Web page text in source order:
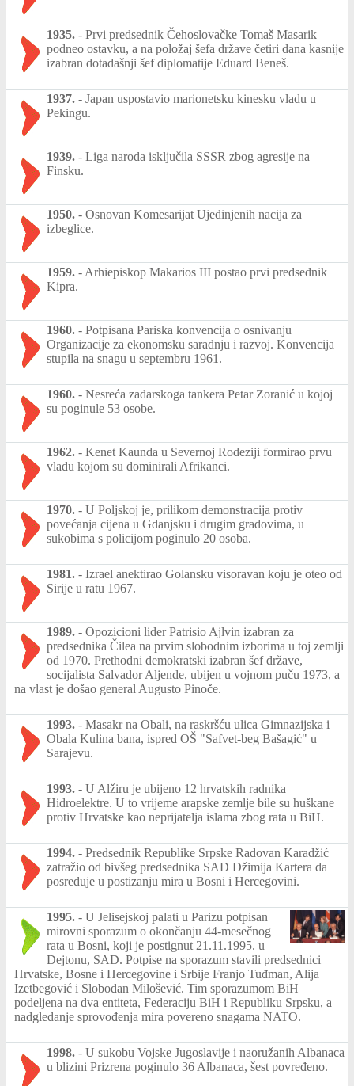
1935. - Prvi predsednik Čehoslovačke Tomaš Masarik
podneo ostavku, a na položaj šefa države četiri dana kasnije
izabran dotadašnji šef diplomatije Eduard Beneš.
1937. - Japan uspostavio marionetsku kinesku vladu u
Pekingu.
1939. - Liga naroda isključila SSSR zbog agresije na
Finsku.
1950. - Osnovan Komesarijat Ujedinjenih nacija za
izbeglice.
1959. - Arhiepiskop Makarios III postao prvi predsednik
Kipra.
1960. - Potpisana Pariska konvencija o osnivanju
Organizacije za ekonomsku saradnju i razvoj. Konvencija
stupila na snagu u septembru 1961.
1960. - Nesreća zadarskoga tankera Petar Zoranić u kojoj
su poginule 53 osobe.
1962. - Kenet Kaunda u Severnoj Rodeziji formirao prvu
vladu kojom su dominirali Afrikanci.
1970. - U Poljskoj je, prilikom demonstracija protiv
povećanja cijena u Gdanjsku i drugim gradovima, u
sukobima s policijom poginulo 20 osoba.
1981. - Izrael anektirao Golansku visoravan koju je oteo od
Sirije u ratu 1967.
1989. - Opozicioni lider Patrisio Ajlvin izabran za
predsednika Čilea na prvim slobodnim izborima u toj zemlji
od 1970. Prethodni demokratski izabran šef države,
socijalista Salvador Aljende, ubijen u vojnom puču 1973, a
na vlast je došao general Augusto Pinoče.
1993. - Masakr na Obali, na raskršću ulica Gimnazijska i
Obala Kulina bana, ispred OŠ "Safvet-beg Bašagić" u
Sarajevu.
1993. - U Alžiru je ubijeno 12 hrvatskih radnika
Hidroelektre. U to vrijeme arapske zemlje bile su huškane
protiv Hrvatske kao neprijatelja islama zbog rata u BiH.
1994. - Predsednik Republike Srpske Radovan Karadžić
zatražio od bivšeg predsednika SAD Džimija Kartera da
posreduje u postizanju mira u Bosni i Hercegovini.
1995. - U Jelisejskoj palati u Parizu potpisan
mirovni sporazum o okončanju 44-mesečnog
rata u Bosni, koji je postignut 21.11.1995. u
Dejtonu, SAD. Potpise na sporazum stavili predsednici
Hrvatske, Bosne i Hercegovine i Srbije Franjo Tuđman, Alija
Izetbegović i Slobodan Milošević. Tim sporazumom BiH
podeljena na dva entiteta, Federaciju BiH i Republiku Srpsku, a
nadgledanje sprovođenja mira povereno snagama NATO.
1998. - U sukobu Vojske Jugoslavije i naoružanih Albanaca
u blizini Prizrena poginulo 36 Albanaca, šest povređeno.